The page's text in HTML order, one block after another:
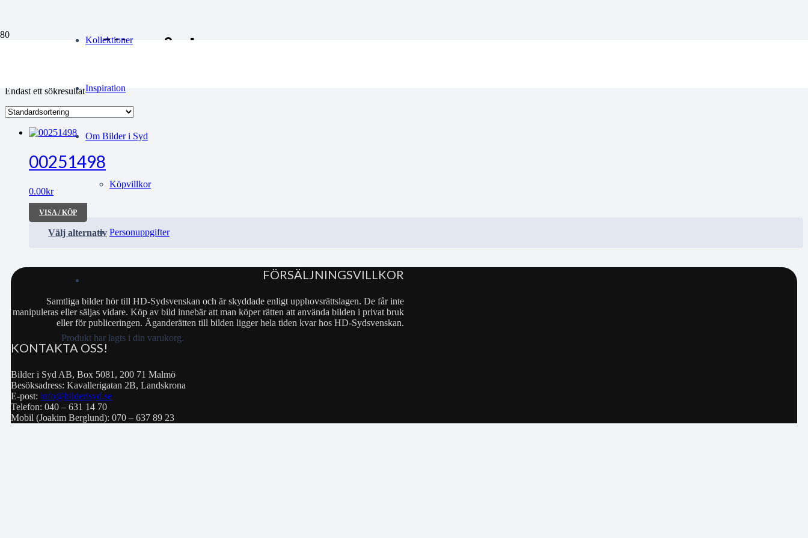
Kollektioner
Inspiration
Om Bilder i Syd
Köpvillkor
Personuppgifter
Produkt har lagts i din varukorg.
vapenförråd
Endast ett sökresultat
00251498
0.00kr
VISA / KÖP
Välj alternativ
FÖRSÄLJNINGSVILLKOR
Samtliga bilder hör till HD-Sydsvenskan och är skyddade enligt upphovsrättslagen. De får inte
manipuleras eller säljas vidare. Köp av bild innebär att man köper rätten att använda bilden i privat bruk
eller för publiceringen. Äganderätten till bilden ligger hela tiden kvar hos HD-Sydsvenskan.
KONTAKTA OSS!
Bilder i Syd AB, Box 5081, 200 71 Malmö
Besöksadress: Kavallerigatan 2B, Landskrona
E-post: info@bilderisyd.se
Telefon: 040 – 631 14 70
Mobil (Joakim Berglund): 070 – 637 89 23